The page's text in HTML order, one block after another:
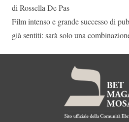
di Rossella De Pas
Film intenso e grande successo di
già sentiti: sarà solo una